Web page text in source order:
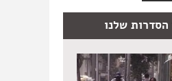
לחולדאי
(חלק
2)
ישראליות
שלנו